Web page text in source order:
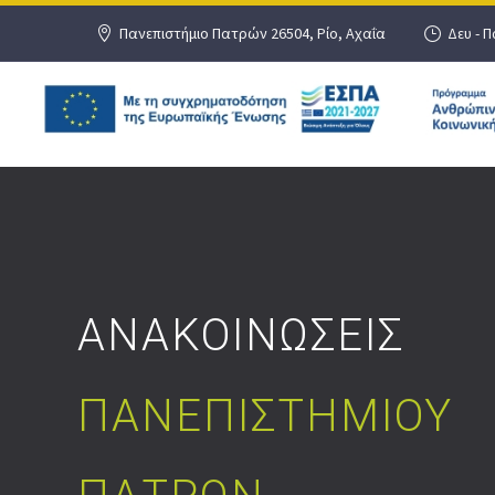
Πανεπιστήμιο Πατρών 26504, Ρίο, Αχαΐα Δευ -
ΑΝΑΚΟΙΝΩΣΕΙΣ
ΠΑΝΕΠΙΣΤΗΜΙΟΥ